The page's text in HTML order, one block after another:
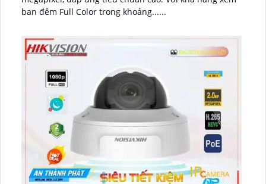
ban đêm Full Color trong khoảng......